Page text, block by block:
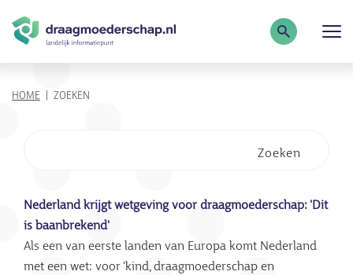
Zoekterm
KRUIMELPAD
HOME ZOEKEN
Zoeken
Zoekresultaten
Nederland krijgt wetgeving voor draagmoederschap: 'Dit
is baanbrekend'
Als een van eerste landen van Europa komt Nederland
met een wet: voor 'kind, draagmoederschap en